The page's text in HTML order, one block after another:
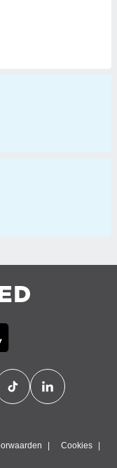
Cookies